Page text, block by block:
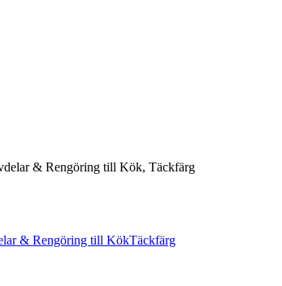
& Rengöring till Kök, Täckfärg
& Rengöring till KökTäckfärg